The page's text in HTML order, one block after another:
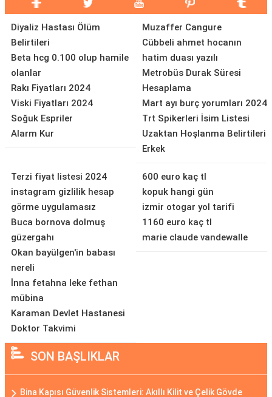
Diyaliz Hastası Ölüm
Belirtileri
Beta hcg 0.100 olup hamile
olanlar
Rakı Fiyatları 2024
Viski Fiyatları 2024
Soğuk Espriler
Alarm Kur
Muzaffer Cangure
Cübbeli ahmet hocanın
hatim duası yazılı
Metrobüs Durak Süresi
Hesaplama
Mart ayı burç yorumları 2024
Trt Spikerleri İsim Listesi
Uzaktan Hoşlanma Belirtileri
Erkek
Terzi fiyat listesi 2024
instagram gizlilik hesap
görme uygulamasız
Buca bornova dolmuş
güzergahı
Okan bayülgen'in babası
nereli
İnna fetahna leke fethan
mübina
Karaman Devlet Hastanesi
Doktor Takvimi
600 euro kaç tl
kopuk hangi gün
izmir otogar yol tarifi
1160 euro kaç tl
marie claude vandewalle
SON BAŞLIKLAR
Bina Kapısı Güvenlik Sistemleri: Akıllı Kilit ve Çelik Gövde